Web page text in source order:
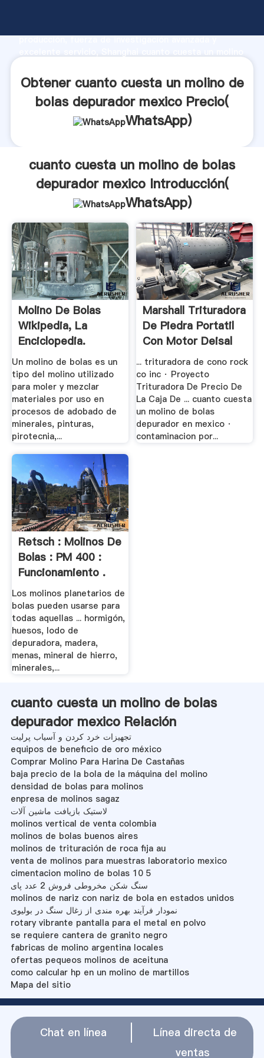
producción, fuerza de investigación avanzada y
aporta valores a todos los clientes.
Obtener cuanto cuesta un molino de
bolas depurador mexico Precio(
WhatsApp)
cuanto cuesta un molino de bolas
depurador mexico Introducción(
WhatsApp)
Molino De Bolas
Wikipedia, La
Enciclopedia.
Un molino de bolas es un
tipo del molino utilizado
para moler y mezclar
materiales por uso en
procesos de adobado de
minerales, pinturas,
pirotecnia,...
Marshall Trituradora
De Piedra Portatil
Con Motor Deisal
... trituradora de cono rock
co inc · Proyecto
Trituradora De Precio De
La Caja De ... cuanto cuesta
un molino de bolas
depurador en mexico ·
contaminacion por...
Retsch : Molinos De
Bolas : PM 400 :
Funcionamiento .
Los molinos planetarios de
bolas pueden usarse para
todas aquellas ... hormigón,
huesos, lodo de
depuradora, madera,
menas, mineral de hierro,
minerales,...
cuanto cuesta un molino de bolas
depurador mexico Relación
تجهیزات خرد کردن و آسیاب پرلیت
equipos de beneficio de oro méxico
Comprar Molino Para Harina De Castañas
baja precio de la bola de la máquina del molino
densidad de bolas para molinos
enpresa de molinos sagaz
لاستیک بازیافت ماشین آلات
molinos vertical de venta colombia
molinos de bolas buenos aires
molinos de trituración de roca fija au
venta de molinos para muestras laboratorio mexico
cimentacion molino de bolas 10 5
سنگ شکن مخروطی فروش 2 عدد پای
molinos de nariz con nariz de bola en estados unidos
نمودار فرآیند بهره مندی از زغال سنگ در بولیوی
rotary vibrante pantalla para el metal en polvo
se requiere cantera de granito negro
fabricas de molino argentina locales
ofertas pequeos molinos de aceituna
como calcular hp en un molino de martillos
Mapa del sitio
Chat en línea
Línea directa de
ventas